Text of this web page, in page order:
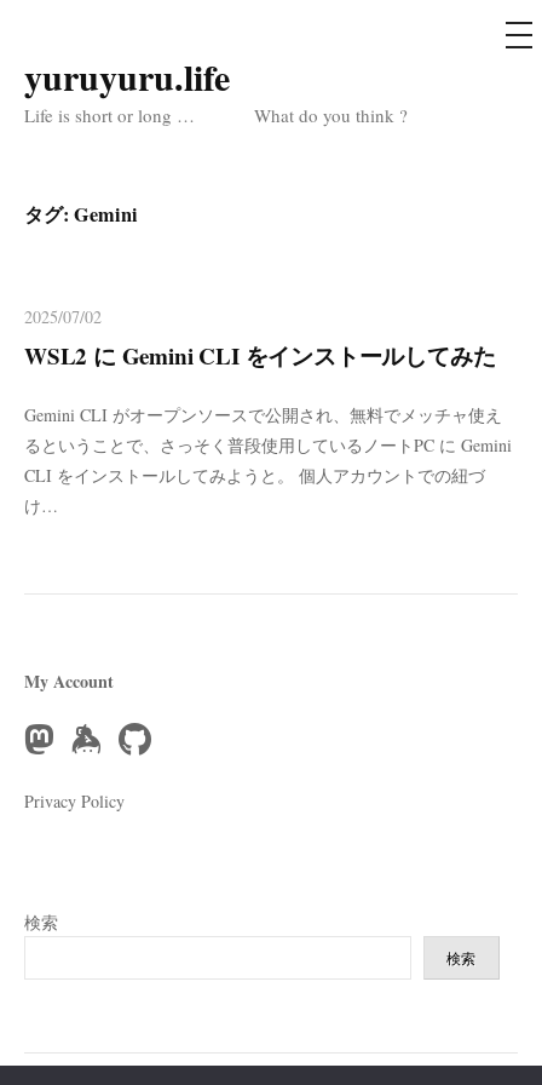
コ
ン
ツ
へ
ッ
プ
yuruyuru.life
Life is short or long … What do you think ?
メ
ニ
タグ: Gemini
2025/07/02
WSL2 に Gemini CLI をインストールしてみた
Gemini CLI がオープンソースで公開され、無料でメッチャ使え
るということで、さっそく普段使用しているノートPC に Gemini
CLI をインストールしてみようと。 個人アカウントでの紐づ
け…
My Account
Privacy Policy
検索
検索